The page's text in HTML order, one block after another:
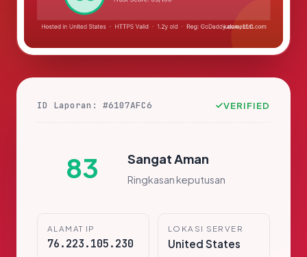
ID Laporan: #6107AFC6 VERIFIED
83 Sangat Aman
Ringkasan keputusan
ALAMAT IP
76.223.105.230
LOKASI SERVER
United States